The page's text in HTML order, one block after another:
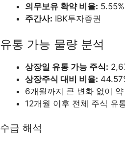
의무보유 확약 비율: 5.55%
주간사: IBK투자증권
유통 가능 물량 분석
상장일 유통 가능 주식:
상장주식 대비 비율:
6개월까지 큰 변화 없이
12개월 이후 전체 주식 유
수급 해석